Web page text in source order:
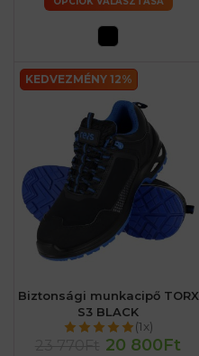
KEDVEZMÉNY 12%
Biztonsági munkacipő TORX
S3 BLACK
(1x)
20 800Ft